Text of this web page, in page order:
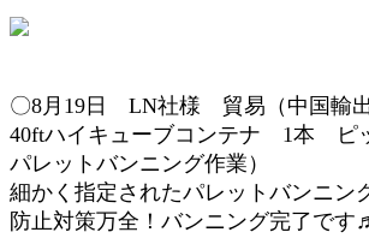
〇8月19日 LN社様 貿易（中国
40ftハイキューブコンテナ 1本
ピ
パレットバンニング作業 ）
細かく指定されたパレットバンニン
防止対策万全！バンニング完了です♬